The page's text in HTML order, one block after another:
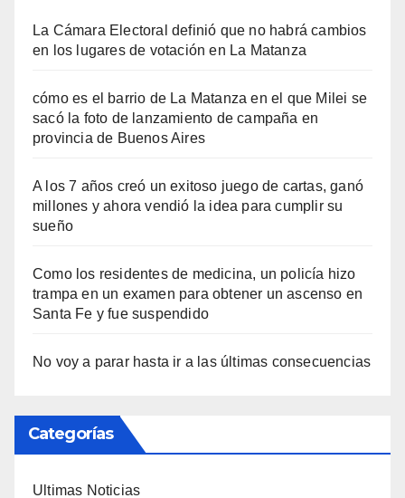
La Cámara Electoral definió que no habrá cambios
en los lugares de votación en La Matanza
cómo es el barrio de La Matanza en el que Milei se
sacó la foto de lanzamiento de campaña en
provincia de Buenos Aires
A los 7 años creó un exitoso juego de cartas, ganó
millones y ahora vendió la idea para cumplir su
sueño
Como los residentes de medicina, un policía hizo
trampa en un examen para obtener un ascenso en
Santa Fe y fue suspendido
No voy a parar hasta ir a las últimas consecuencias
Categorías
Ultimas Noticias